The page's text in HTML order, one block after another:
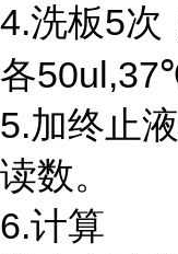
4.洗板5次
各
5.加终止
读数。
6.计算